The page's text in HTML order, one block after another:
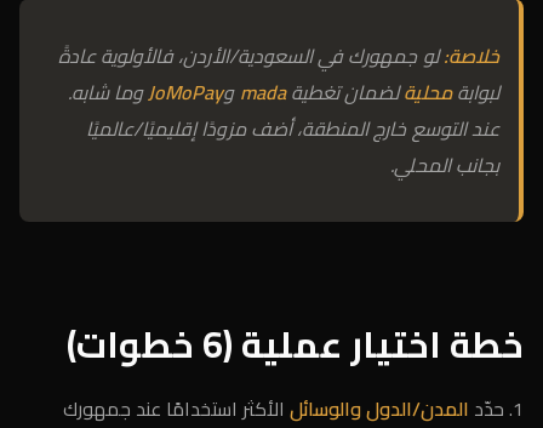
خلاصة:لو جمهورك في السعودية/الأردن، فالأولوية عادةً
لبوابةمحليةلضمان تغطيةmadaوJoMoPayوما شابه.
عند التوسع خارج المنطقة، أضف مزودًا إقليميًا/عالميًا
بجانب المحلي.
خطة اختيار عملية (6 خطوات)
حدّد المدن/الدول والوسائل الأكثر استخدامًا عند جمهورك